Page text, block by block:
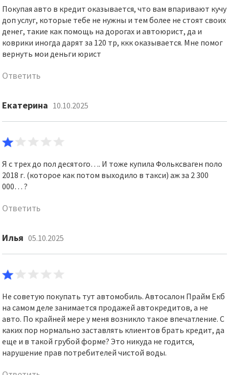
Покупая авто в кредит оказывается, что вам впаривают кучу
доп услуг, которые тебе не нужны и тем более не стоят своих
денег, такие как помощь на дорогах и автоюрист, да и
коврики иногда дарят за 120 тр, ккк оказывается. Мне помог
вернуть мои деньги юрист
Ответить
Екатерина 10.10.2025
Я с трех до пол десятого…. И тоже купила Фольксваген поло
2018 г. (которое как потом выходило в такси) аж за 2 300
000… ?
Ответить
Илья 05.10.2025
Не советую покупать тут автомобиль. Автосалон Прайм Екб
на самом деле занимается продажей автокредитов, а не
авто. По крайней мере у меня возникло такое впечатление. С
каких пор нормально заставлять клиентов брать кредит, да
еще и в такой грубой форме? Это никуда не годится,
нарушение прав потребителей чистой воды.